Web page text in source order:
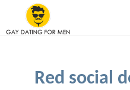
Red social